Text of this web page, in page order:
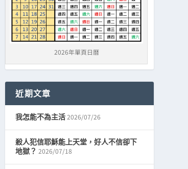
2026年單頁日曆
近期文章
我怎能不為主活 2026/07/26
殺人犯信耶穌能上天堂，好人不信卻下
地獄？ 2026/07/18